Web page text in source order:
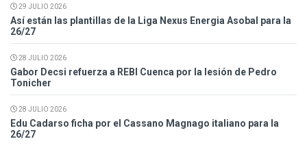
29 JULIO 2026
Así están las plantillas de la Liga Nexus Energia Asobal para la
26/27
28 JULIO 2026
Gabor Decsi refuerza a REBI Cuenca por la lesión de Pedro
Tonicher
28 JULIO 2026
Edu Cadarso ficha por el Cassano Magnago italiano para la
26/27